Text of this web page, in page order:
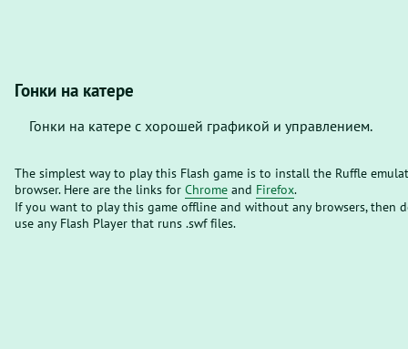
Гонки на катере
Гонки на катере с хорошей графикой и управлением.
The simplest way to play this Flash game is to install the Ruffle
browser. Here are the links for Chrome and Firefox.
If you want to play this game offline and without any browsers, then
use any Flash Player that runs .swf files.